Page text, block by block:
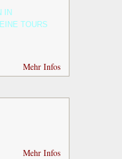
IN
TOURS
Mehr Infos
Mehr Infos